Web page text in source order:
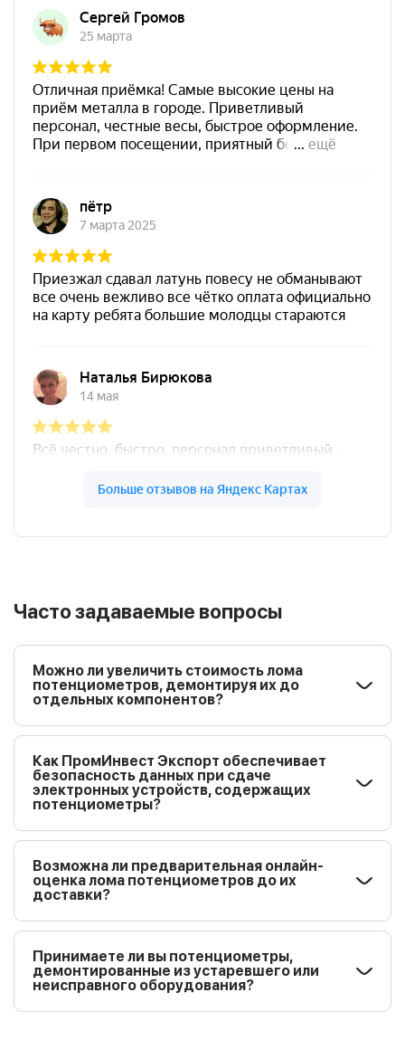
Часто задаваемые вопросы
Можно ли увеличить стоимость лома
потенциометров, демонтируя их до
отдельных компонентов?
Как ПромИнвест Экспорт обеспечивает
безопасность данных при сдаче
электронных устройств, содержащих
потенциометры?
Возможна ли предварительная онлайн-
оценка лома потенциометров до их
доставки?
Принимаете ли вы потенциометры,
демонтированные из устаревшего или
неисправного оборудования?